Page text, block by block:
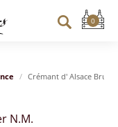
Crémant d' Alsace Brut
N.M.